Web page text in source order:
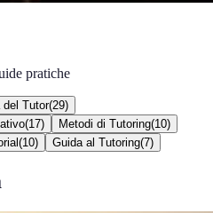
pratiche
del Tutor(29)
(17) Metodi di Tutoring(10)
(10) Guida al Tutoring(7)